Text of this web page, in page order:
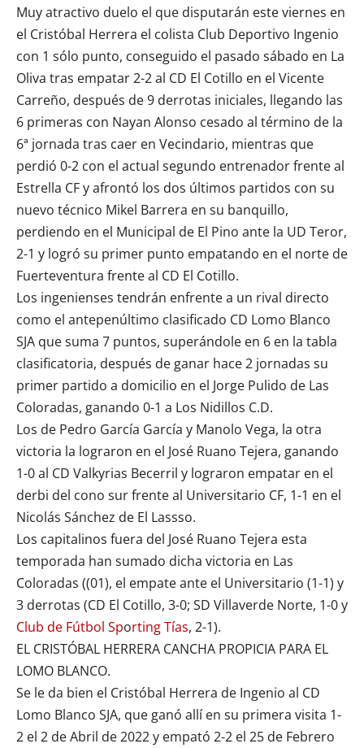
Muy atractivo duelo el que disputarán este viernes en
el Cristóbal Herrera el colista Club Deportivo Ingenio
con 1 sólo punto, conseguido el pasado sábado en La
Oliva tras empatar 2-2 al CD El Cotillo en el Vicente
Carreño, después de 9 derrotas iniciales, llegando las
6 primeras con Nayan Alonso cesado al término de la
6ª jornada tras caer en Vecindario, mientras que
perdió 0-2 con el actual segundo entrenador frente al
Estrella CF y afrontó los dos últimos partidos con su
nuevo técnico Mikel Barrera en su banquillo,
perdiendo en el Municipal de El Pino ante la UD Teror,
2-1 y logró su primer punto empatando en el norte de
Fuerteventura frente al CD El Cotillo.
Los ingenienses tendrán enfrente a un rival directo
como el antepenúltimo clasificado CD Lomo Blanco
SJA que suma 7 puntos, superándole en 6 en la tabla
clasificatoria, después de ganar hace 2 jornadas su
primer partido a domicilio en el Jorge Pulido de Las
Coloradas, ganando 0-1 a Los Nidillos C.D.
Los de Pedro García García y Manolo Vega, la otra
victoria la lograron en el José Ruano Tejera, ganando
1-0 al CD Valkyrias Becerril y lograron empatar en el
derbi del cono sur frente al Universitario CF, 1-1 en el
Nicolás Sánchez de El Lassso.
Los capitalinos fuera del José Ruano Tejera esta
temporada han sumado dicha victoria en Las
Coloradas ((01), el empate ante el Universitario (1-1) y
3 derrotas (CD El Cotillo, 3-0; SD Villaverde Norte, 1-0 y
Club de Fútbol Sporting Tías, 2-1).
EL CRISTÓBAL HERRERA CANCHA PROPICIA PARA EL
LOMO BLANCO.
Se le da bien el Cristóbal Herrera de Ingenio al CD
Lomo Blanco SJA, que ganó allí en su primera visita 1-
2 el 2 de Abril de 2022 y empató 2-2 el 25 de Febrero